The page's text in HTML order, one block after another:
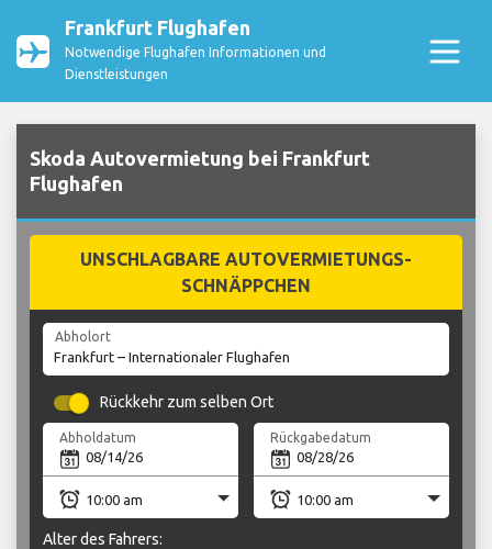
Frankfurt Flughafen
Notwendige Flughafen Informationen und
Dienstleistungen
Skoda Autovermietung bei Frankfurt
Flughafen
UNSCHLAGBARE AUTOVERMIETUNGS-
SCHNÄPPCHEN
Abholort
Rückkehr zum selben Ort
Abholdatum Rückgabedatum
Alter des Fahrers: